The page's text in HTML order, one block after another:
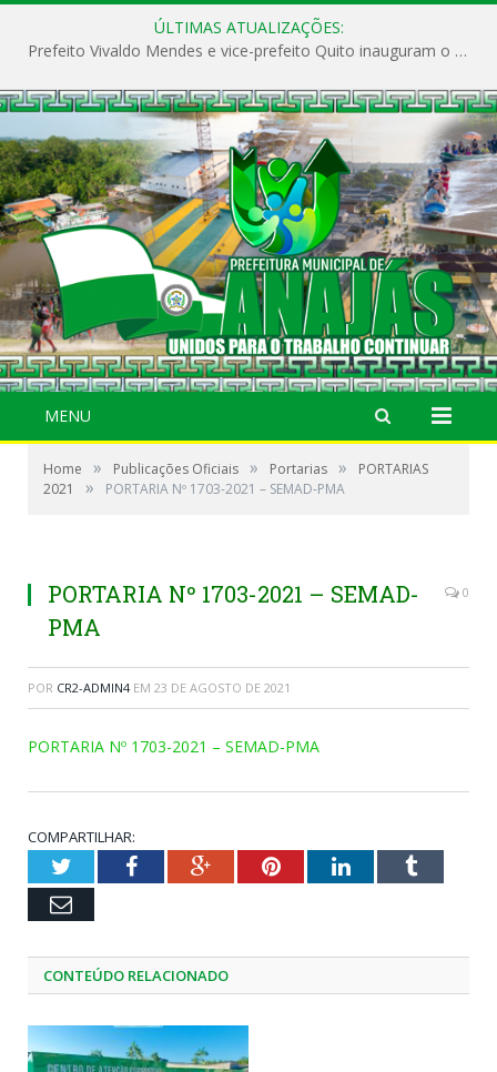
ÚLTIMAS ATUALIZAÇÕES:
Prefeito Vivaldo Mendes e vice-prefeito Quito inauguram o CAPS e fortalecem a saúde pública em Anajás.
MENU
Home » Publicações Oficiais » Portarias »
PORTARIAS
2021
» PORTARIA Nº 1703-2021 – SEMAD-PMA
PORTARIA Nº 1703-2021 – SEMAD-
PMA
0
POR CR2-ADMIN4 EM 23 DE AGOSTO DE 2021
PORTARIA Nº 1703-2021 – SEMAD-PMA
COMPARTILHAR:
TwitterFacebookGoogle+PinterestLinkedInTumblr
Email
CONTEÚDO RELACIONADO